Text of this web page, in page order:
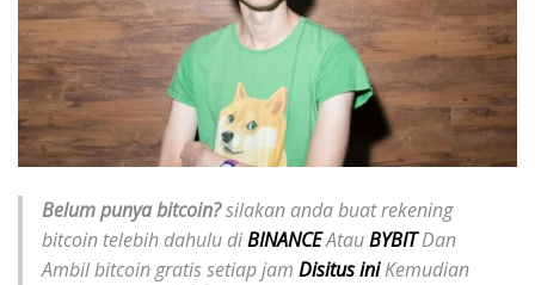
Belum punya bitcoin?silakan anda buat rekening
bitcoin telebih dahulu diBINANCEAtauBYBITDan
Ambil bitcoin gratis setiap jam Disitus iniKemudian